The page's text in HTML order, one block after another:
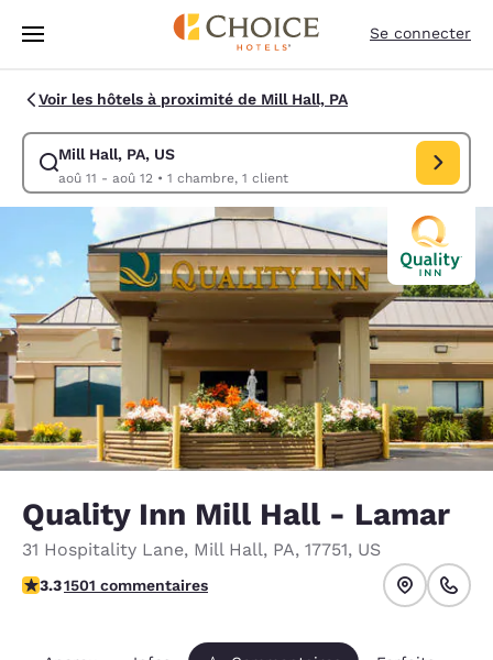
Sauter à Contenu Principal
Se connecter
Voir les hôtels à proximité de Mill Hall, PA
Mill Hall, PA, US
aoû 11 - aoû 12• 1 chambre, 1 client
Modifier la recherche pour Mill Hall, PA, US. Date d’arrivée aoû 11,
Quality Inn Mill Hall - Lamar
31 Hospitality Lane, Mill Hall, PA, 17751, US
3.32 étoiles. Bien.
3.31501 commentaires